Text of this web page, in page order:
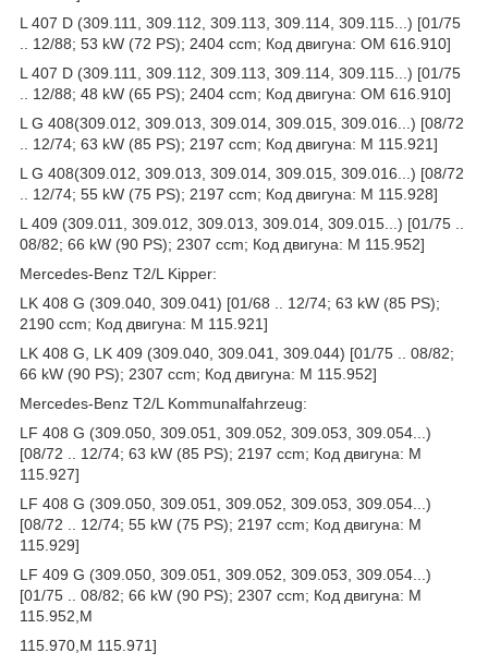
L 407 D (309.111, 309.112, 309.113, 309.114, 309.115...) [01/75
.. 12/88; 53 kW (72 PS); 2404 ccm; Код двигуна: OM 616.910]
L 407 D (309.111, 309.112, 309.113, 309.114, 309.115...) [01/75
.. 12/88; 48 kW (65 PS); 2404 ccm; Код двигуна: OM 616.910]
L G 408(309.012, 309.013, 309.014, 309.015, 309.016...) [08/72
.. 12/74; 63 kW (85 PS); 2197 ccm; Код двигуна: M 115.921]
L G 408(309.012, 309.013, 309.014, 309.015, 309.016...) [08/72
.. 12/74; 55 kW (75 PS); 2197 ccm; Код двигуна: M 115.928]
L 409 (309.011, 309.012, 309.013, 309.014, 309.015...) [01/75 ..
08/82; 66 kW (90 PS); 2307 ccm; Код двигуна: M 115.952]
Mercedes-Benz T2/L Kipper:
LK 408 G (309.040, 309.041) [01/68 .. 12/74; 63 kW (85 PS);
2190 ccm; Код двигуна: M 115.921]
LK 408 G, LK 409 (309.040, 309.041, 309.044) [01/75 .. 08/82;
66 kW (90 PS); 2307 ccm; Код двигуна: M 115.952]
Mercedes-Benz T2/L Kommunalfahrzeug:
LF 408 G (309.050, 309.051, 309.052, 309.053, 309.054...)
[08/72 .. 12/74; 63 kW (85 PS); 2197 ccm; Код двигуна: M
115.927]
LF 408 G (309.050, 309.051, 309.052, 309.053, 309.054...)
[08/72 .. 12/74; 55 kW (75 PS); 2197 ccm; Код двигуна: M
115.929]
LF 409 G (309.050, 309.051, 309.052, 309.053, 309.054...)
[01/75 .. 08/82; 66 kW (90 PS); 2307 ccm; Код двигуна: M
115.952,M
115.970,M 115.971]